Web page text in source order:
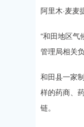
阿里木·麦麦
“和田地区气
管理局相关
和田县一家
样的药商、
链。